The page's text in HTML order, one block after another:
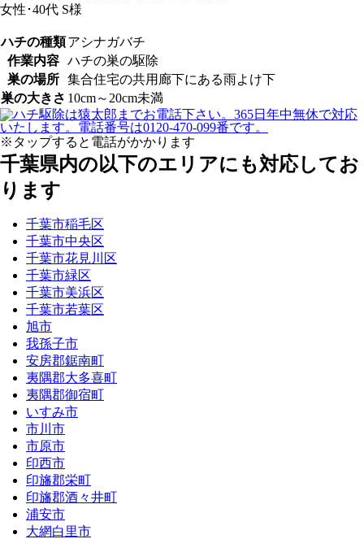
女性･40代 S様
ハチの種類アシナガバチ
作業内容 ハチの巣の駆除
巣の場所 集合住宅の共用廊下にある雨よけ下
巣の大きさ 10cm～20cm未満
※タップすると電話がかかります
千葉県内の以下のエリアにも対応してお
ります
千葉市稲毛区
千葉市中央区
千葉市花見川区
千葉市緑区
千葉市美浜区
千葉市若葉区
旭市
我孫子市
安房郡鋸南町
夷隅郡大多喜町
夷隅郡御宿町
いすみ市
市川市
市原市
印西市
印旛郡栄町
印旛郡酒々井町
浦安市
大網白里市